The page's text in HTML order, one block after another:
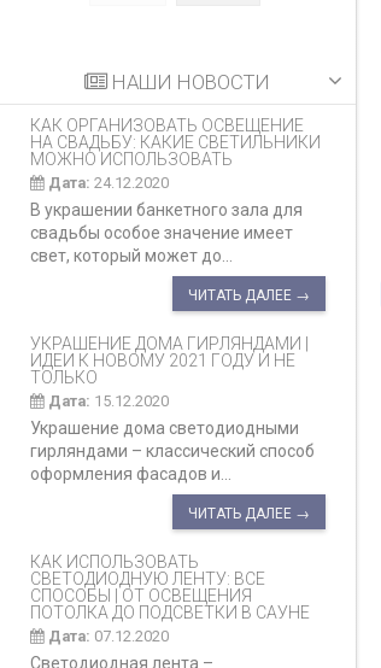
НАШИ НОВОСТИ
КАК ОРГАНИЗОВАТЬ ОСВЕЩЕНИЕ
НА СВАДЬБУ: КАКИЕ СВЕТИЛЬНИКИ
МОЖНО ИСПОЛЬЗОВАТЬ
Дата: 24.12.2020
В украшении банкетного зала для
свадьбы особое значение имеет
свет, который может до...
ЧИТАТЬ ДАЛЕЕ →
УКРАШЕНИЕ ДОМА ГИРЛЯНДАМИ |
ИДЕИ К НОВОМУ 2021 ГОДУ И НЕ
ТОЛЬКО
Дата: 15.12.2020
Украшение дома светодиодными
гирляндами – классический способ
оформления фасадов и...
ЧИТАТЬ ДАЛЕЕ →
КАК ИСПОЛЬЗОВАТЬ
СВЕТОДИОДНУЮ ЛЕНТУ: ВСЕ
СПОСОБЫ | ОТ ОСВЕЩЕНИЯ
ПОТОЛКА ДО ПОДСВЕТКИ В САУНЕ
Дата: 07.12.2020
Светодиодная лента –